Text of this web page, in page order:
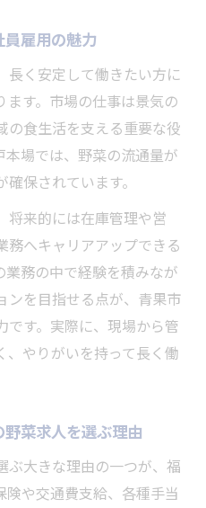
雇用の魅力
長く安定して働きたい方に
ます。市場の仕事は景気の
の食生活を支える重要な役
場では、野菜の流通量が
保されています。
将来的には在庫管理や営
務へキャリアアップできる
務の中で経験を積みなが
ンを目指せる点が、青果市
です。実際に、現場から管
、やりがいを持って長く働
菜求人を選ぶ理由
ぶ大きな理由の一つが、福
や交通費支給、各種手当